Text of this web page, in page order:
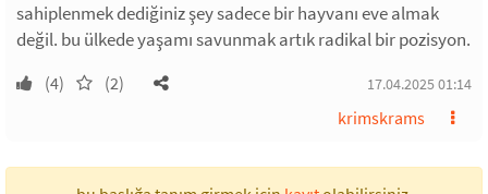
sahiplenmek dediğiniz şey sadece bir hayvanı eve almak
değil. bu ülkede yaşamı savunmak artık radikal bir pozisyon.
(4) (2) 17.04.2025 01:14
krimskrams